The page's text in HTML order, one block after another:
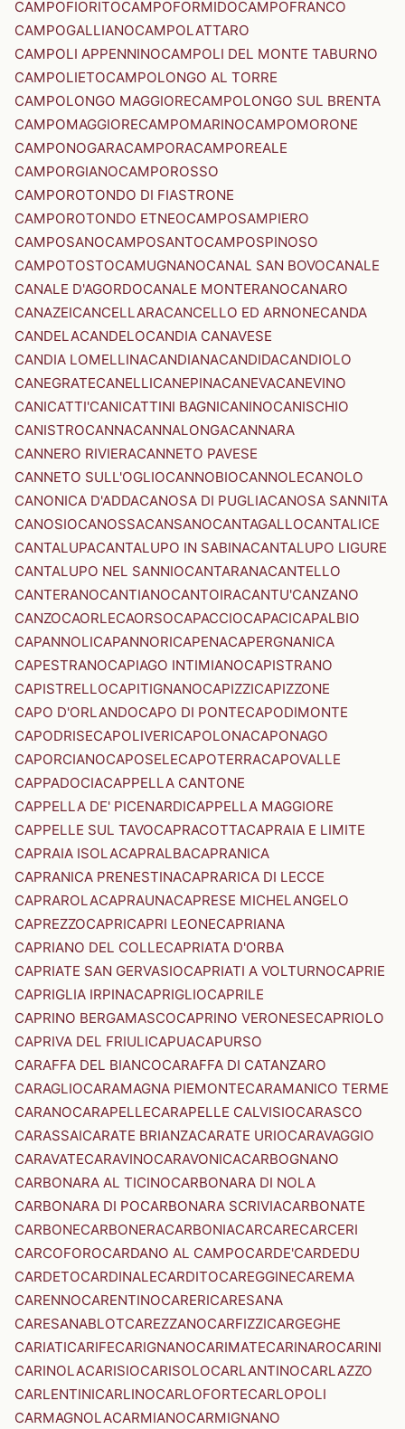
CAMPOFIORITOCAMPOFORMIDOCAMPOFRANCO
CAMPOGALLIANOCAMPOLATTARO
CAMPOLI APPENNINOCAMPOLI DEL MONTE TABURNO
CAMPOLIETOCAMPOLONGO AL TORRE
CAMPOLONGO MAGGIORECAMPOLONGO SUL BRENTA
CAMPOMAGGIORECAMPOMARINOCAMPOMORONE
CAMPONOGARACAMPORACAMPOREALE
CAMPORGIANOCAMPOROSSO
CAMPOROTONDO DI FIASTRONE
CAMPOROTONDO ETNEOCAMPOSAMPIERO
CAMPOSANOCAMPOSANTOCAMPOSPINOSO
CAMPOTOSTOCAMUGNANOCANAL SAN BOVOCANALE
CANALE D'AGORDOCANALE MONTERANOCANARO
CANAZEICANCELLARACANCELLO ED ARNONECANDA
CANDELACANDELOCANDIA CANAVESE
CANDIA LOMELLINACANDIANACANDIDACANDIOLO
CANEGRATECANELLICANEPINACANEVACANEVINO
CANICATTI'CANICATTINI BAGNICANINOCANISCHIO
CANISTROCANNACANNALONGACANNARA
CANNERO RIVIERACANNETO PAVESE
CANNETO SULL'OGLIOCANNOBIOCANNOLECANOLO
CANONICA D'ADDACANOSA DI PUGLIACANOSA SANNITA
CANOSIOCANOSSACANSANOCANTAGALLOCANTALICE
CANTALUPACANTALUPO IN SABINACANTALUPO LIGURE
CANTALUPO NEL SANNIOCANTARANACANTELLO
CANTERANOCANTIANOCANTOIRACANTU'CANZANO
CANZOCAORLECAORSOCAPACCIOCAPACICAPALBIO
CAPANNOLICAPANNORICAPENACAPERGNANICA
CAPESTRANOCAPIAGO INTIMIANOCAPISTRANO
CAPISTRELLOCAPITIGNANOCAPIZZICAPIZZONE
CAPO D'ORLANDOCAPO DI PONTECAPODIMONTE
CAPODRISECAPOLIVERICAPOLONACAPONAGO
CAPORCIANOCAPOSELECAPOTERRACAPOVALLE
CAPPADOCIACAPPELLA CANTONE
CAPPELLA DE' PICENARDICAPPELLA MAGGIORE
CAPPELLE SUL TAVOCAPRACOTTACAPRAIA E LIMITE
CAPRAIA ISOLACAPRALBACAPRANICA
CAPRANICA PRENESTINACAPRARICA DI LECCE
CAPRAROLACAPRAUNACAPRESE MICHELANGELO
CAPREZZOCAPRICAPRI LEONECAPRIANA
CAPRIANO DEL COLLECAPRIATA D'ORBA
CAPRIATE SAN GERVASIOCAPRIATI A VOLTURNOCAPRIE
CAPRIGLIA IRPINACAPRIGLIOCAPRILE
CAPRINO BERGAMASCOCAPRINO VERONESECAPRIOLO
CAPRIVA DEL FRIULICAPUACAPURSO
CARAFFA DEL BIANCOCARAFFA DI CATANZARO
CARAGLIOCARAMAGNA PIEMONTECARAMANICO TERME
CARANOCARAPELLECARAPELLE CALVISIOCARASCO
CARASSAICARATE BRIANZACARATE URIOCARAVAGGIO
CARAVATECARAVINOCARAVONICACARBOGNANO
CARBONARA AL TICINOCARBONARA DI NOLA
CARBONARA DI POCARBONARA SCRIVIACARBONATE
CARBONECARBONERACARBONIACARCARECARCERI
CARCOFOROCARDANO AL CAMPOCARDE'CARDEDU
CARDETOCARDINALECARDITOCAREGGINECAREMA
CARENNOCARENTINOCARERICARESANA
CARESANABLOTCAREZZANOCARFIZZICARGEGHE
CARIATICARIFECARIGNANOCARIMATECARINAROCARINI
CARINOLACARISIOCARISOLOCARLANTINOCARLAZZO
CARLENTINICARLINOCARLOFORTECARLOPOLI
CARMAGNOLACARMIANOCARMIGNANO